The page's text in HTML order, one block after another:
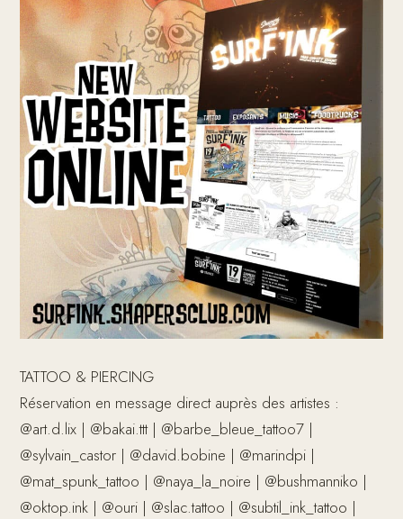
TATTOO & PIERCING
Réservation en message direct auprès des artistes :
@art.d.lix | @bakai.ttt | @barbe_bleue_tattoo7 |
@sylvain_castor | @david.bobine | @marindpi |
@mat_spunk_tattoo | @naya_la_noire | @bushmanniko |
@oktop.ink | @ouri | @slac.tattoo | @subtil_ink_tattoo |